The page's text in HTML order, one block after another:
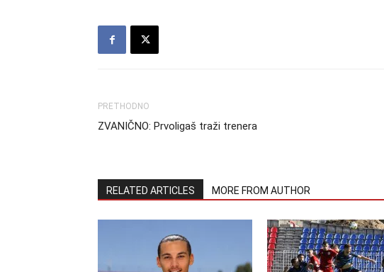
PRETHODNO
ZVANIČNO: Prvoligaš traži trenera
RELATED ARTICLES MORE FROM AUTHOR